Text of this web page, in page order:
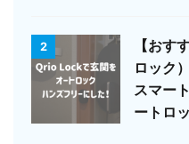
2
【おす
ロック
スマー
ートロ